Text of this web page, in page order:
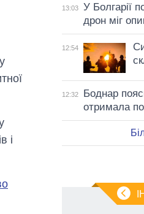
і
13:03
У Болгарії
дрон міг
12:54
12:32
Боднар
отримала